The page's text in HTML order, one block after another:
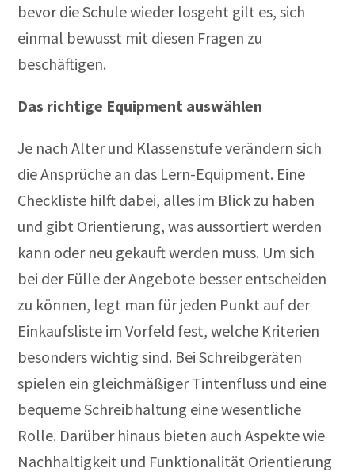
bevor die Schule wieder losgeht gilt es, sich
einmal bewusst mit diesen Fragen zu
beschäftigen.
Das richtige Equipment auswählen
Je nach Alter und Klassenstufe verändern sich
die Ansprüche an das Lern-Equipment. Eine
Checkliste hilft dabei, alles im Blick zu haben
und gibt Orientierung, was aussortiert werden
kann oder neu gekauft werden muss. Um sich
bei der Fülle der Angebote besser entscheiden
zu können, legt man für jeden Punkt auf der
Einkaufsliste im Vorfeld fest, welche Kriterien
besonders wichtig sind. Bei Schreibgeräten
spielen ein gleichmäßiger Tintenfluss und eine
bequeme Schreibhaltung eine wesentliche
Rolle. Darüber hinaus bieten auch Aspekte wie
Nachhaltigkeit und Funktionalität Orientierung